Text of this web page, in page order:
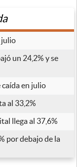
julio
un 24,2% y se
en julio
al 33,2%
llega al 37,6%
por debajo de la